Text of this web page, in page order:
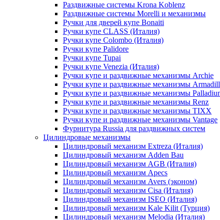
Раздвижные системы Krona Koblenz
Раздвижные системы Morelli и механизмы
Ручки для дверей купе Bonaiti
Ручки купе CLASS (Италия)
Ручки купе Colombo (Италия)
Ручки купе Palidore
Ручки купе Tupai
Ручки купе Venezia (Италия)
Ручки купе и раздвижные механизмы Archie
Ручки купе и раздвижные механизмы
Ручки купе и раздвижные механизмы
Ручки купе и раздвижные механизмы Renz
Ручки купе и раздвижные механизмы TIXX
Ручки купе и раздвижные механизмы Vantage
Фурнитура Russia для раздвижных систем
Цилиндровые механизмы
Цилиндровый механизм Extreza (Италия)
Цилиндровый механизм Adden Bau
Цилиндровый механизм AGB (Италия)
Цилиндровый механизм Apecs
Цилиндровый механизм Avers (эконом)
Цилиндровый механизм Cisa (Италия)
Цилиндровый механизм ISEO (Италия)
Цилиндровый механизм Kale Kilit (Турция)
Цилиндровый механизм Melodia (Италия)